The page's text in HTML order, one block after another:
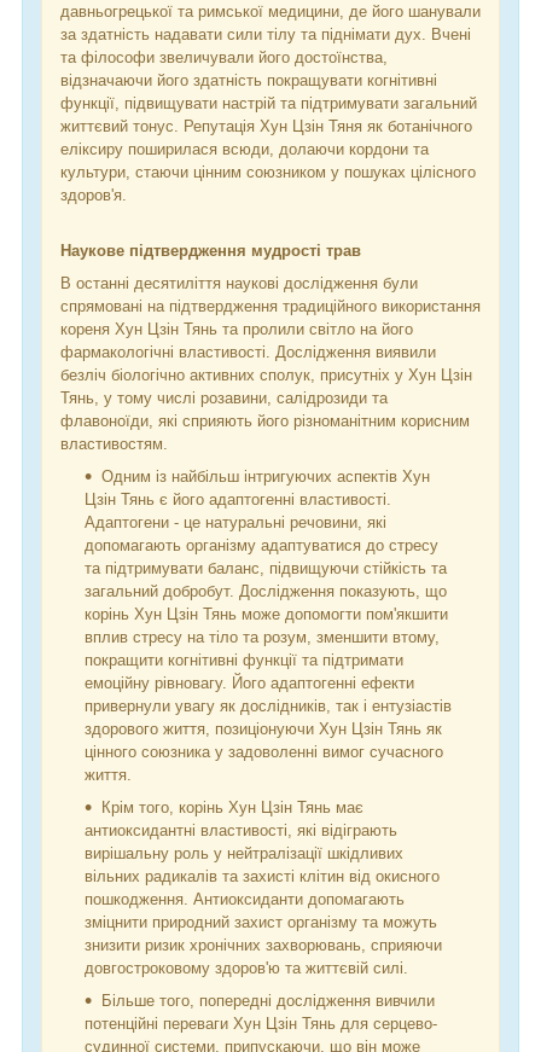
давньогрецької та римської медицини, де його шанували
за здатність надавати сили тілу та піднімати дух. Вчені
та філософи звеличували його достоїнства,
відзначаючи його здатність покращувати когнітивні
функції, підвищувати настрій та підтримувати загальний
життєвий тонус. Репутація Хун Цзін Тяня як ботанічного
еліксиру поширилася всюди, долаючи кордони та
культури, стаючи цінним союзником у пошуках цілісного
здоров'я.
Наукове підтвердження мудрості трав
В останні десятиліття наукові дослідження були
спрямовані на підтвердження традиційного використання
кореня Хун Цзін Тянь та пролили світло на його
фармакологічні властивості. Дослідження виявили
безліч біологічно активних сполук, присутніх у Хун Цзін
Тянь, у тому числі розавини, салідрозиди та
флавоноїди, які сприяють його різноманітним корисним
властивостям.
Одним із найбільш інтригуючих аспектів Хун
Цзін Тянь є його адаптогенні властивості.
Адаптогени - це натуральні речовини, які
допомагають організму адаптуватися до стресу
та підтримувати баланс, підвищуючи стійкість та
загальний добробут. Дослідження показують, що
корінь Хун Цзін Тянь може допомогти пом'якшити
вплив стресу на тіло та розум, зменшити втому,
покращити когнітивні функції та підтримати
емоційну рівновагу. Його адаптогенні ефекти
привернули увагу як дослідників, так і ентузіастів
здорового життя, позиціонуючи Хун Цзін Тянь як
цінного союзника у задоволенні вимог сучасного
життя.
Крім того, корінь Хун Цзін Тянь має
антиоксидантні властивості, які відіграють
вирішальну роль у нейтралізації шкідливих
вільних радикалів та захисті клітин від окисного
пошкодження. Антиоксиданти допомагають
зміцнити природний захист організму та можуть
знизити ризик хронічних захворювань, сприяючи
довгостроковому здоров'ю та життєвій силі.
Більше того, попередні дослідження вивчили
потенційні переваги Хун Цзін Тянь для серцево-
судинної системи, припускаючи, що він може